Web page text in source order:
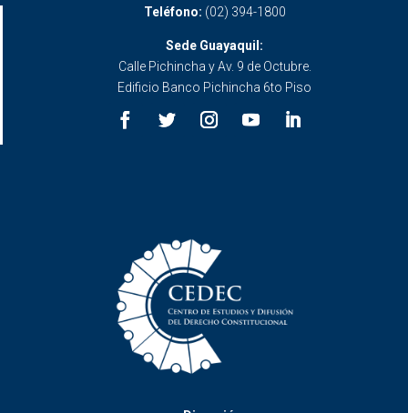
Teléfono: (02) 394-1800
Sede Guayaquil:
Calle Pichincha y Av. 9 de Octubre.
Edificio Banco Pichincha 6to Piso